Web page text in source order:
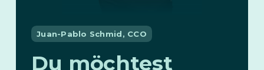
Juan-Pablo Schmid, CCO
Du möchtest